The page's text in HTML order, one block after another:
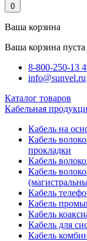
0
Ваша корзина
Ваша корзина пуста
8-800-250-13
info@sunvel.ru
Каталог товаров
Кабельная
Кабель на
Кабель
прокладки
Кабель
Кабель
Кабель
Кабель
Кабель
Кабель для
Кабель